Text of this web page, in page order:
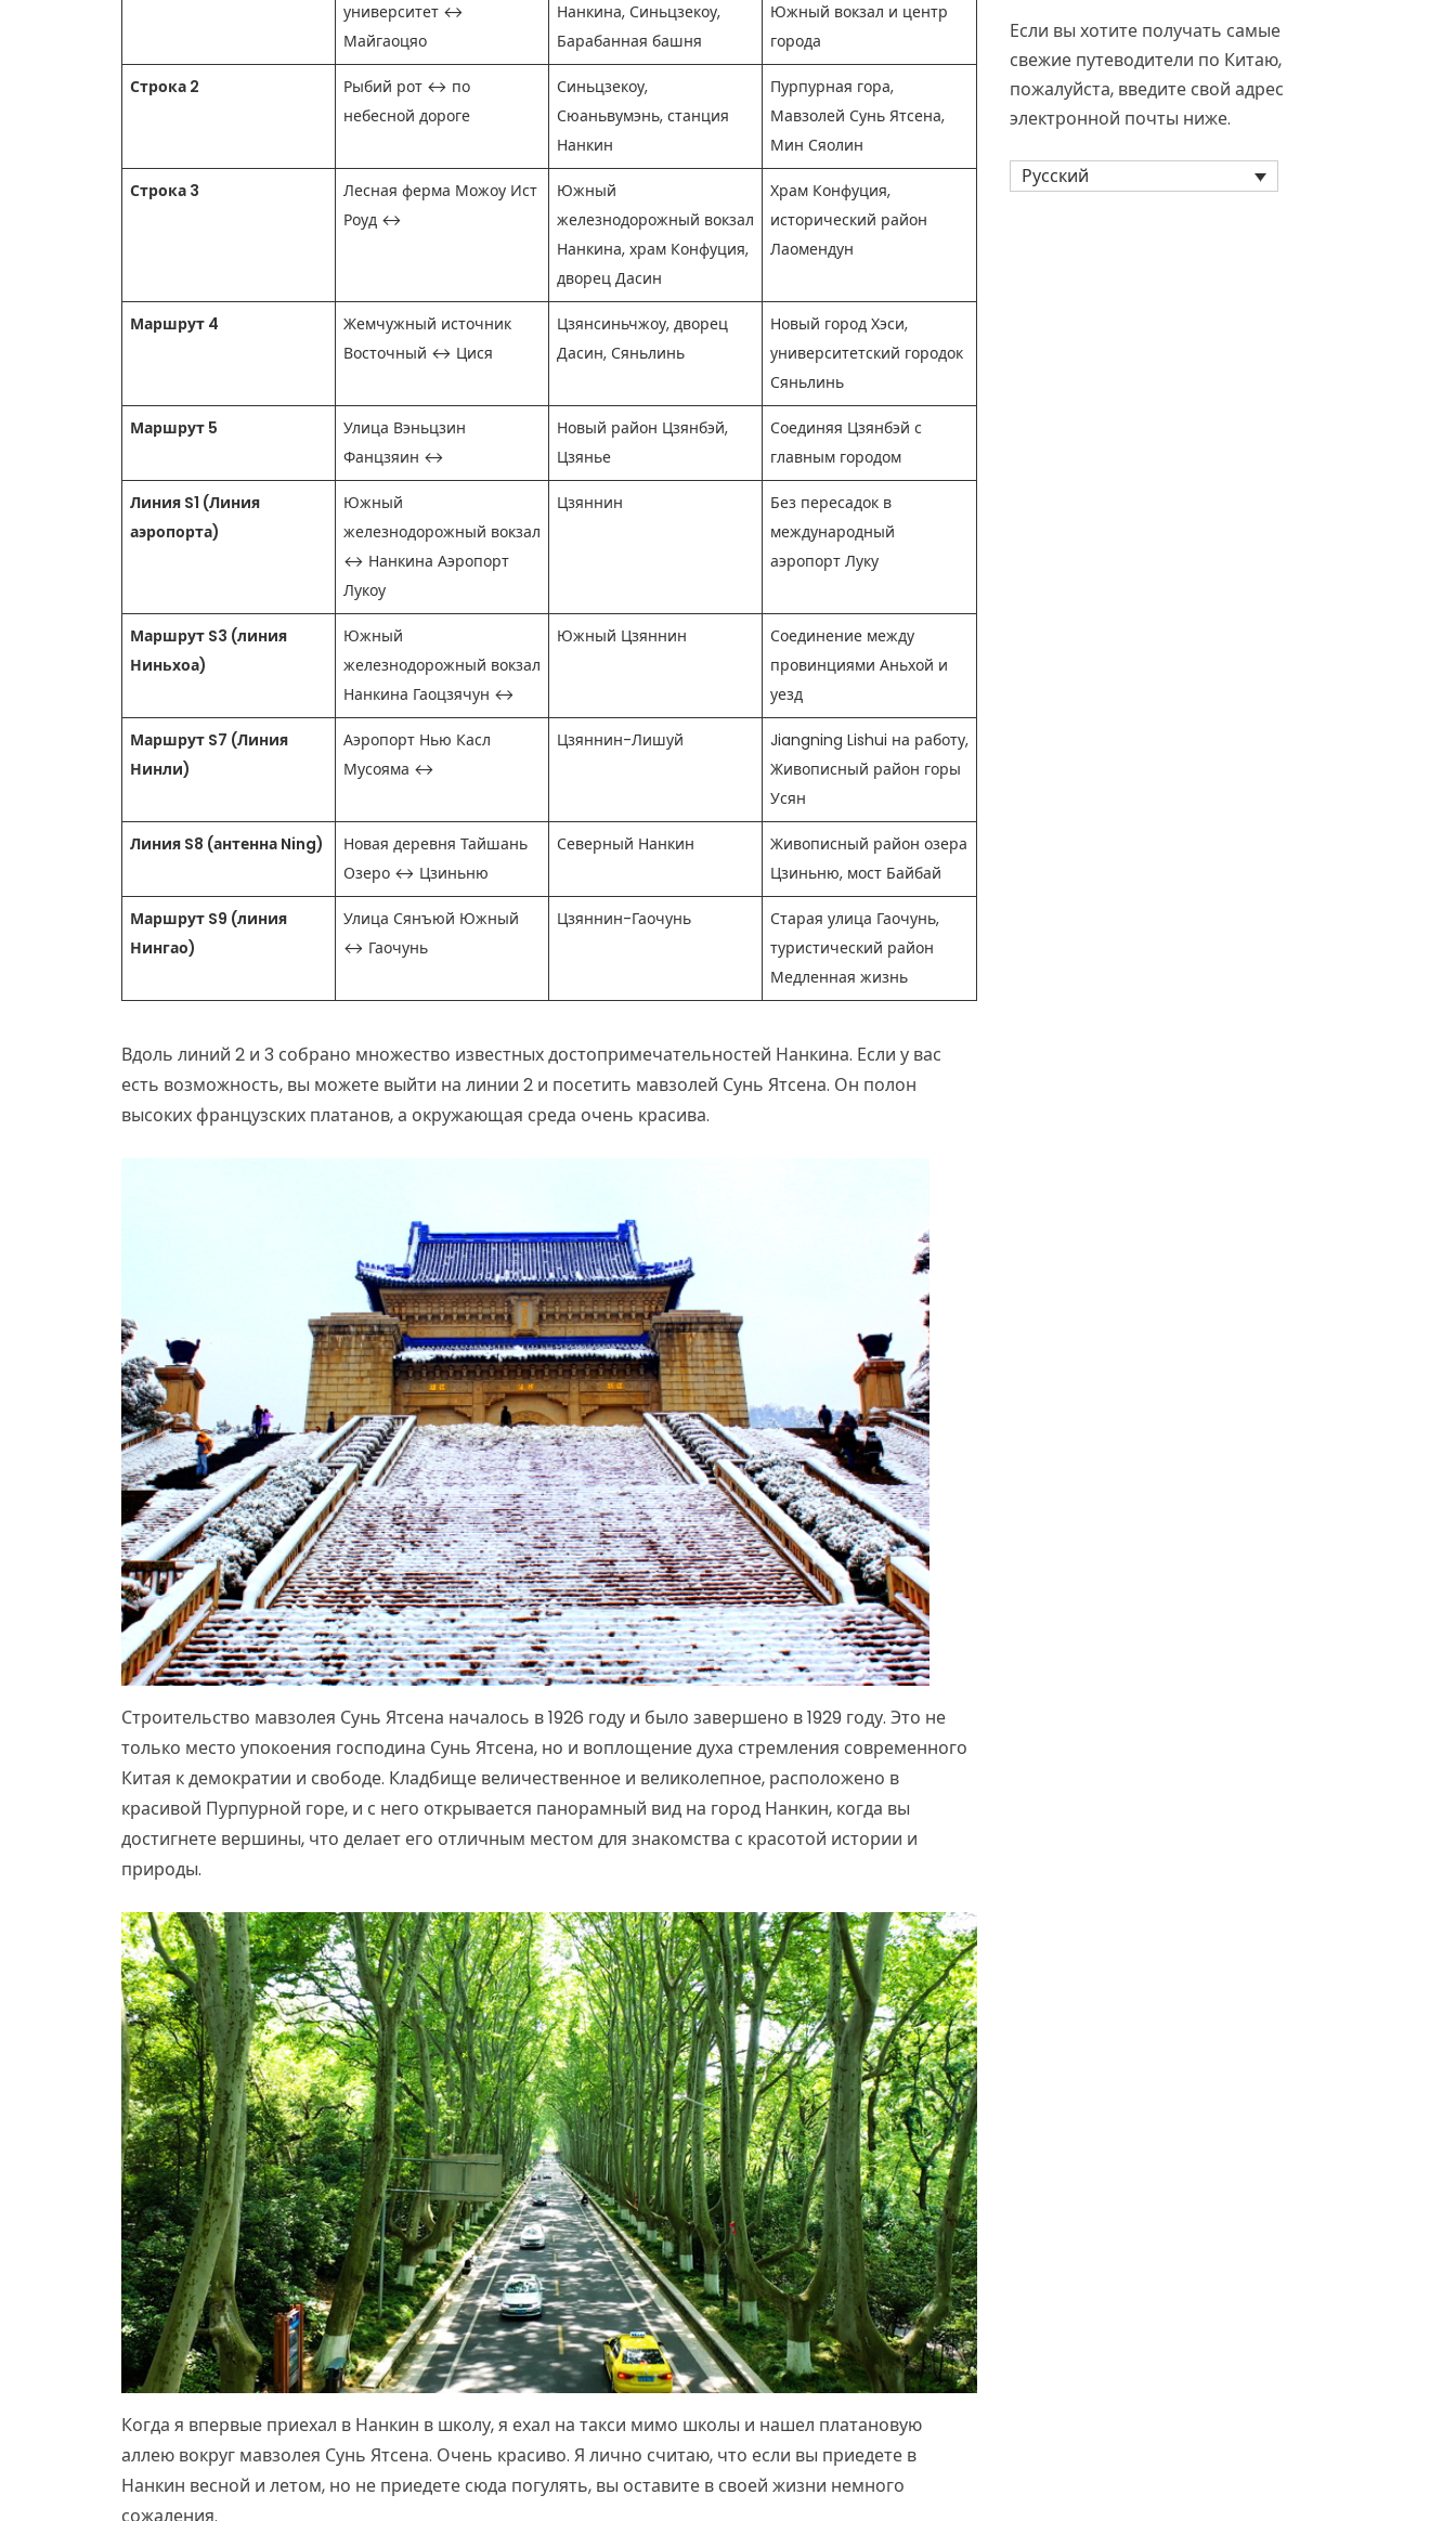
университет ↔
Майгаоцяо
Нанкина, Синьцзекоу,
Барабанная башня
Южный вокзал и центр
города
Строка 2
Рыбий рот ↔ по
небесной дороге
Синьцзекоу,
Сюаньвумэнь, станция
Нанкин
Пурпурная гора,
Мавзолей Сунь Ятсена,
Мин Сяолин
Строка 3
Лесная ферма Можоу Ист
Роуд ↔
Южный
железнодорожный вокзал
Нанкина, храм Конфуция,
дворец Дасин
Храм Конфуция,
исторический район
Лаомендун
Маршрут 4
Жемчужный источник
Восточный ↔ Цися
Цзянсиньчжоу, дворец
Дасин, Сяньлинь
Новый город Хэси,
университетский городок
Сяньлинь
Маршрут 5
Улица Вэньцзин
Фанцзяин ↔
Новый район Цзянбэй,
Цзянье
Соединяя Цзянбэй с
главным городом
Линия S1 (Линия
аэропорта)
Южный
железнодорожный вокзал
↔ Нанкина Аэропорт
Лукоу
Цзяннин
Без пересадок в
международный
аэропорт Луку
Маршрут S3 (линия
Ниньхоа)
Южный
железнодорожный вокзал
Нанкина Гаоцзячун ↔
Южный Цзяннин
Соединение между
провинциями Аньхой и
уезд
Маршрут S7 (Линия
Нинли)
Аэропорт Нью Касл
Мусояма ↔
Цзяннин-Лишуй
Jiangning Lishui на работу,
Живописный район горы
Усян
Линия S8 (антенна Ning)
Новая деревня Тайшань
Озеро ↔ Цзиньню
Северный Нанкин
Живописный район озера
Цзиньню, мост Байбай
Маршрут S9 (линия
Нингао)
Улица Сянъюй Южный
↔ Гаочунь
Цзяннин-Гаочунь
Старая улица Гаочунь,
туристический район
Медленная жизнь
Вдоль линий 2 и 3 собрано множество известных достопримечательностей Нанкина. Если у вас
есть возможность, вы можете выйти на линии 2 и посетить мавзолей Сунь Ятсена. Он полон
высоких французских платанов, а окружающая среда очень красива.
Строительство мавзолея Сунь Ятсена началось в 1926 году и было завершено в 1929 году. Это не
только место упокоения господина Сунь Ятсена, но и воплощение духа стремления современного
Китая к демократии и свободе. Кладбище величественное и великолепное, расположено в
красивой Пурпурной горе, и с него открывается панорамный вид на город Нанкин, когда вы
достигнете вершины, что делает его отличным местом для знакомства с красотой истории и
природы.
Когда я впервые приехал в Нанкин в школу, я ехал на такси мимо школы и нашел платановую
аллею вокруг мавзолея Сунь Ятсена. Очень красиво. Я лично считаю, что если вы приедете в
Нанкин весной и летом, но не приедете сюда погулять, вы оставите в своей жизни немного
Если вы хотите получать самые
свежие путеводители по Китаю,
пожалуйста, введите свой адрес
электронной почты ниже.
Русский